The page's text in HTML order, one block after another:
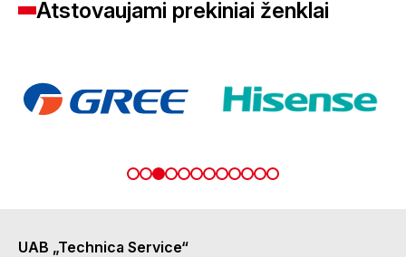
Atstovaujami prekiniai ženklai
UAB „Technica Service“